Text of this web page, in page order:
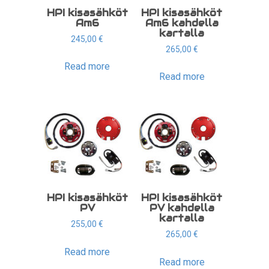
HPI kisasähköt
Am6
245,00€
Read more
HPI kisasähköt
Am6 kahdella
kartalla
265,00 €
Read more
HPI kisasähköt
PV
255,00€
Read more
HPI kisasähköt
PV kahdella
kartalla
265,00 €
Read more